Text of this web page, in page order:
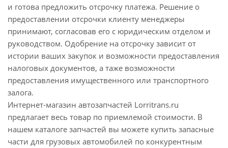
и готова предложить отсрочку платежа. Решение о
предоставлении отсрочки клиенту менеджеры
принимают, согласовав его с юридическим отделом и
руководством. Одобрение на отсрочку зависит от
истории ваших закупок и возможности предоставления
налоговых документов, а таже возможности
предоставления имущественного или транспортного
залога.
Интернет-магазин автозапчастей Lorritrans.ru
предлагает весь товар по приемлемой стоимости. В
нашем каталоге запчастей вы можете купить запасные
части для грузовых автомобилей по конкурентным